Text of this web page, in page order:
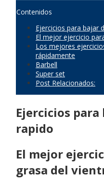
Contenidos
Ejercicios para bajar
El mejor ejercicio
Los mejores
rápidamente
Barbell
Super set
Post Relacionados:
Ejercicios para
rapido
El mejor
grasa del